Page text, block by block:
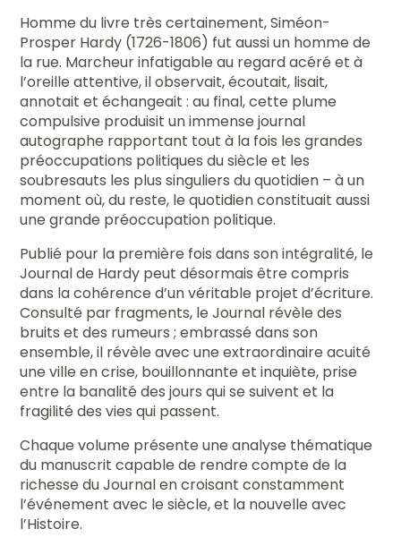
Homme du livre très certainement, Siméon-
Prosper Hardy (1726-1806) fut aussi un homme de
la rue. Marcheur infatigable au regard acéré et à
l’oreille attentive, il observait, écoutait, lisait,
annotait et échangeait : au final, cette plume
compulsive produisit un immense journal
autographe rapportant tout à la fois les grandes
préoccupations politiques du siècle et les
soubresauts les plus singuliers du quotidien – à un
moment où, du reste, le quotidien constituait aussi
une grande préoccupation politique.
Publié pour la première fois dans son intégralité, le
Journal de Hardy peut désormais être compris
dans la cohérence d’un véritable projet d’écriture.
Consulté par fragments, le Journal révèle des
bruits et des rumeurs ; embrassé dans son
ensemble, il révèle avec une extraordinaire acuité
une ville en crise, bouillonnante et inquiète, prise
entre la banalité des jours qui se suivent et la
fragilité des vies qui passent.
Chaque volume présente une analyse thématique
du manuscrit capable de rendre compte de la
richesse du Journal en croisant constamment
l’événement avec le siècle, et la nouvelle avec
l’Histoire.